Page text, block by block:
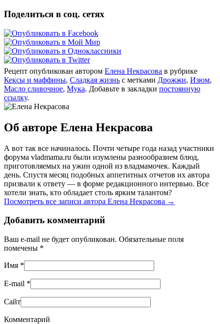
Поделиться в соц. сетях
Рецепт опубликован автором Елена Некрасова в рубрике
Кексы и маффины, Сладкая жизнь с метками Дрожжи, Изюм,
Масло сливочное, Мука. Добавьте в закладки постоянную
ссылку.
Об авторе Елена Некрасова
А вот так все начиналось. Почти четыре года назад участники
форума vladmama.ru были изумлены разнообразием блюд,
приготовляемых на ужин одной из владмамочек. Каждый
день. Спустя месяц подобных аппетитных отчетов их автора
призвали к ответу — в форме редакционного интервью. Все
хотели знать, кто обладает столь ярким талантом?
Посмотреть все записи автора Елена Некрасова →
Добавить комментарий
Ваш e-mail не будет опубликован. Обязательные поля
помечены *
Имя *
E-mail *
Сайт
Комментарий